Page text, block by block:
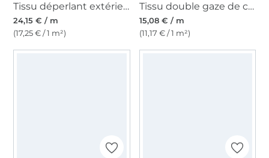
Tissu déperlant extérieur Stripes, jaune
24,15 € / m
(17,25 € / 1 m²)
Tissu double gaze de coton Batik Love, jaune
15,08 € / m
(11,17 € / 1 m²)